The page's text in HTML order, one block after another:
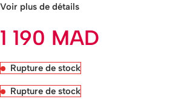
Voir plus de détails
1 190 MAD
Rupture de stock
Rupture de stock